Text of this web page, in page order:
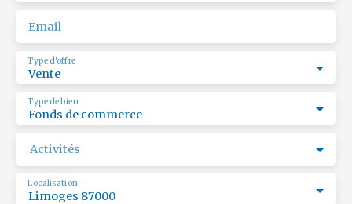
Email
Vente
Type d'offre
Fonds de commerce
Type de bien
Activités
Limoges 87000
Localisation